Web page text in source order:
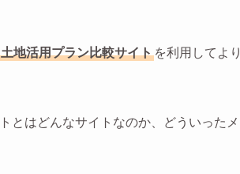
土地活用プラン比較サイト を利用してよ
とはどんなサイトなのか、どういった